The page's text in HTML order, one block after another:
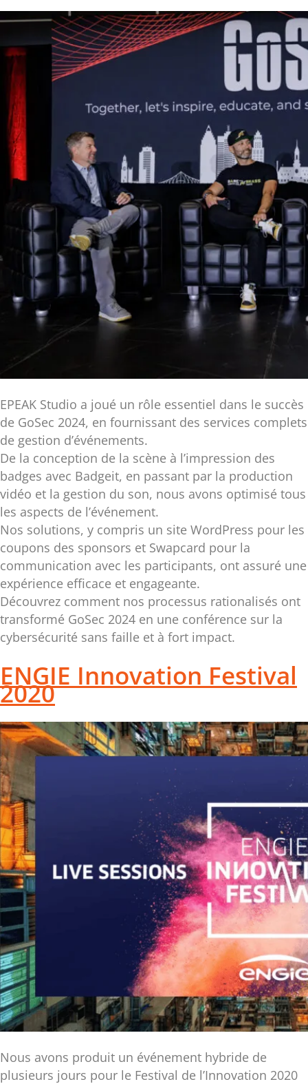
EPEAK Studio a joué un rôle essentiel dans le succès
de GoSec 2024, en fournissant des services complets
de gestion d’événements.
De la conception de la scène à l’impression des
badges avec Badgeit, en passant par la production
vidéo et la gestion du son, nous avons optimisé tous
les aspects de l’événement.
Nos solutions, y compris un site WordPress pour les
coupons des sponsors et Swapcard pour la
communication avec les participants, ont assuré une
expérience efficace et engageante.
Découvrez comment nos processus rationalisés ont
transformé GoSec 2024 en une conférence sur la
cybersécurité sans faille et à fort impact.
ENGIE Innovation Festival
2020
Nous avons produit un événement hybride de
plusieurs jours pour le Festival de l’Innovation 2020